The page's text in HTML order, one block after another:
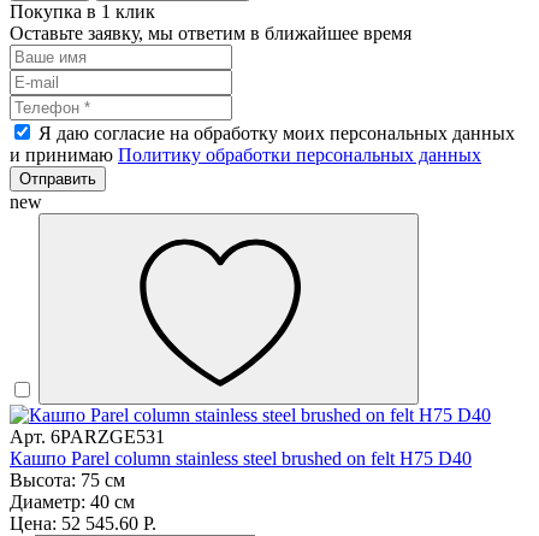
Покупка в 1 клик
Оставьте заявку, мы ответим в ближайшее время
Я даю согласие на обработку моих персональных данных
и принимаю Политику обработки персональных данных
Отправить
new
Арт. 6PARZGE531
Кашпо Parel column stainless steel brushed on felt H75 D40
Высота: 75 см
Диаметр: 40 см
Цена: 52 545.60 Р.